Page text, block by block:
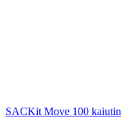
SACKit Move 100 kaiutin